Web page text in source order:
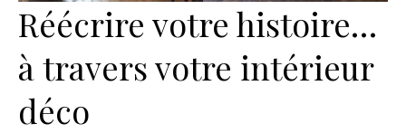
Réécrire votre histoire…
à travers votre intérieur
déco